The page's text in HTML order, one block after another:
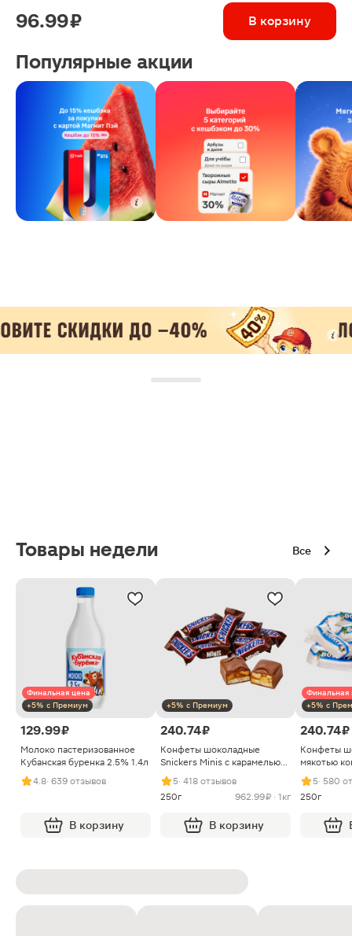
96.99 ₽ В корзину
Популярные акции
Товары недели Все
Финальная цена
+5% с Премиум
129.99 ₽
Молоко пастеризованное
Кубанская буренка 2.5% 1.4л
4.8· 639 отзывов
В корзину
+5% с Премиум
240.74 ₽
Конфеты шоколадные
Snickers Minis с карамелью
арахисом и нугой
5· 418 отзывов
250г
962.99 ₽ · 1кг
В корзину
Финальная
+5% с
240.74 ₽
Конфеты
мякотью
5· 580
250г